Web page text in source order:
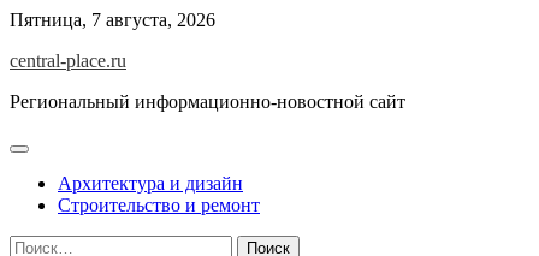
Skip
content
Пятница, 7 августа, 2026
central-place.ru
Региональный информационно-новостной сайт
Архитектура и дизайн
Строительство и ремонт
Найти: